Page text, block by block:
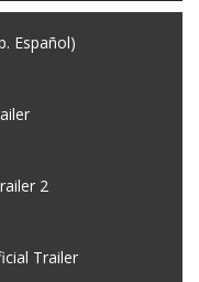
Español)
2
Trailer